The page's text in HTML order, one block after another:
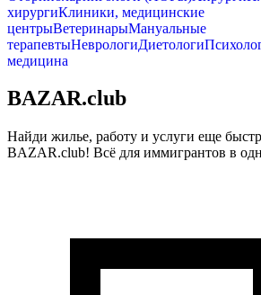
хирургиКлиники, медицинские
центрыВетеринарыМануальные
терапевтыНеврологиДиетологи
медицина
BAZAR.club
Найди жилье, работу и услуги еще
BAZAR.club! Всё для иммигрантов в